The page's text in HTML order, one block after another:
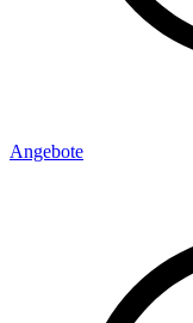
Angebote